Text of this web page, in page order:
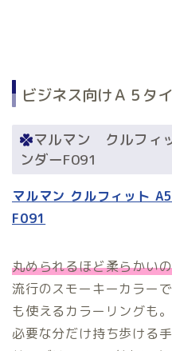
ビジネス向けＡ５タ
マルマン クルフィ
ンダーF091
マルマン クルフィット
F091
丸められるほど柔らかい
流行のスモーキーカラー
も使えるカラーリングも。
必要な分だけ持ち歩ける手